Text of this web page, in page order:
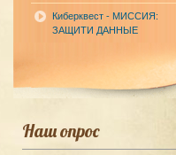
Киберквест - МИССИЯ:
ЗАЩИТИ ДАННЫЕ
Наш опрос